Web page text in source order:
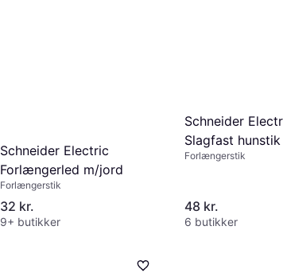
Schneider Electric
Forlængerled m/jord
Forlængerstik
32 kr.
9+ butikker
Schneider
Slagfast
Forlængerstik
48 kr.
6 butikker